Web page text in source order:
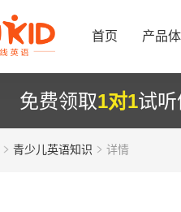
首页 产品
免费领取1对1试
青少儿英语知识 详情